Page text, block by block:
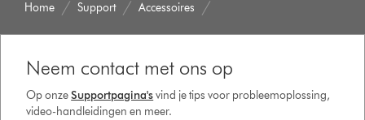
Home Support Accessoires
Neem contact met ons op
Op onzeSupportpagina'svind je tips voor probleemoplossing,
video-handleidingen en meer.